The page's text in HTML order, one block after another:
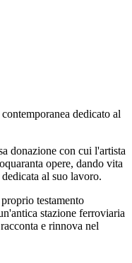
dedicato al
donazione con cui l'artista
opere, dando vita
al suo lavoro.
testamento
stazione ferroviaria
e rinnova nel